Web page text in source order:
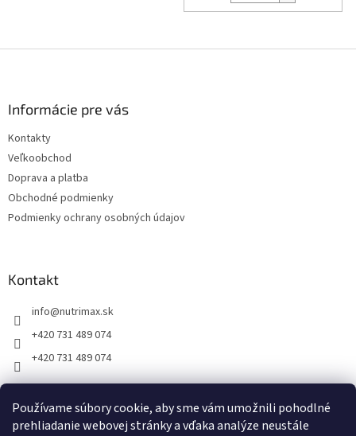
Používame súbory cookie, aby sme vám umožnili pohodlné
prehliadanie webovej stránky a vďaka analýze neustále
Informácie pre vás
Kontakty
Veľkoobchod
Doprava a platba
Obchodné podmienky
Podmienky ochrany osobných údajov
Kontakt
info@nutrimax.sk
+420 731 489 074
+420 731 489 074
Vytvoril Shoptet